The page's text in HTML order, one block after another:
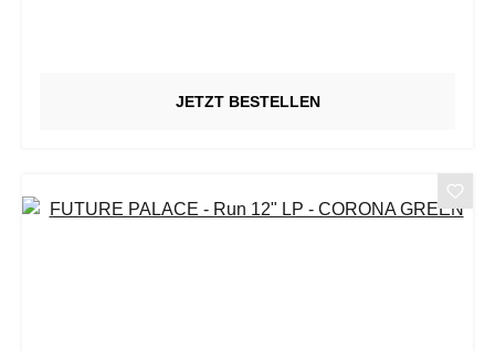
JETZT BESTELLEN